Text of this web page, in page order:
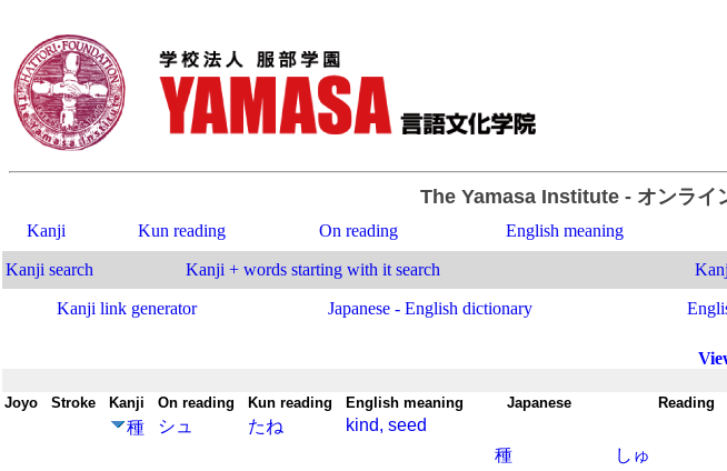
The Yamasa Institute- オンライ
Kanji Kun reading On reading English meaning
Kanji search Kanji + words starting with it search
Kanji link generator Japanese - English dictionary
Joyo Stroke Kanji On reading Kun reading English meaning Japanese Reading
種 シュ たね
kind, seed
種
しゅ